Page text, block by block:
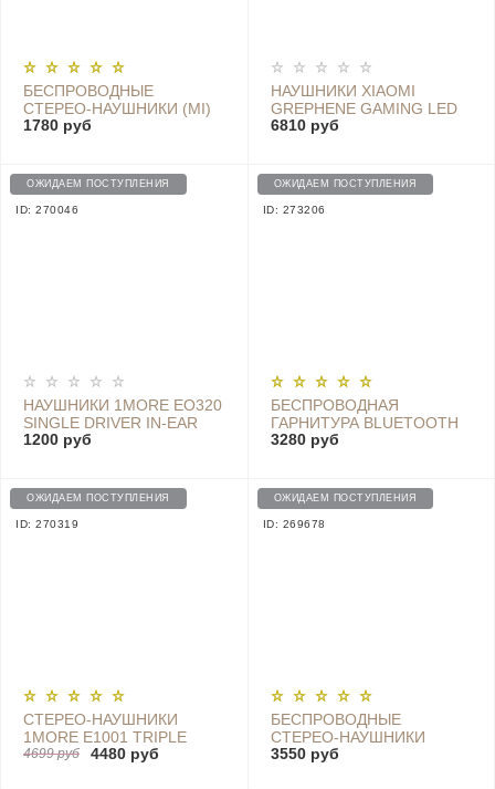
БЕСПРОВОДНЫЕ
СТЕРЕО-НАУШНИКИ (MI)
MILLET SPORTS
1780 руб
НАУШНИКИ XIAOMI
GREPHENE GAMING LED
HEADPHONE (ЧЕРНЫЙ) -
6810 руб
ОЖИДАЕМ ПОСТУПЛЕНИЯ
ID: 270046
НАУШНИКИ 1MORE EO320
SINGLE DRIVER IN-EAR
EARPODS, SPACE-GRAY
1200 руб
ОЖИДАЕМ ПОСТУПЛЕНИЯ
ID: 273206
БЕСПРОВОДНАЯ
ГАРНИТУРА BLUETOOTH
HEADSET PRO - LYEJ06LS
3280 руб
ОЖИДАЕМ ПОСТУПЛЕНИЯ
ID: 270319
СТЕРЕО-НАУШНИКИ
1MORE E1001 TRIPLE
DRIVER IN-EAR
4699 руб 4480 руб
ОЖИДАЕМ ПОСТУПЛЕНИЯ
ID: 269678
БЕСПРОВОДНЫЕ
CТЕРЕО-НАУШНИКИ
1MORE STYLISH TRUE
3550 руб